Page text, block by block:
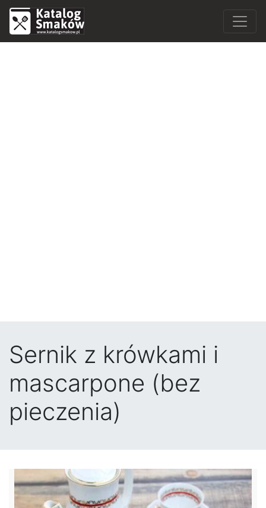
Sernik z krówkami i
mascarpone (bez
pieczenia)